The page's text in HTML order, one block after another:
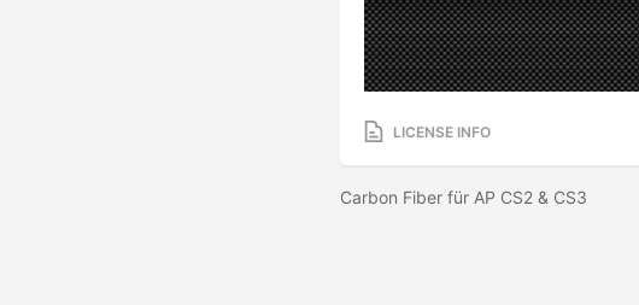
LICENSE INFO
Carbon Fiber für AP CS2 & CS3